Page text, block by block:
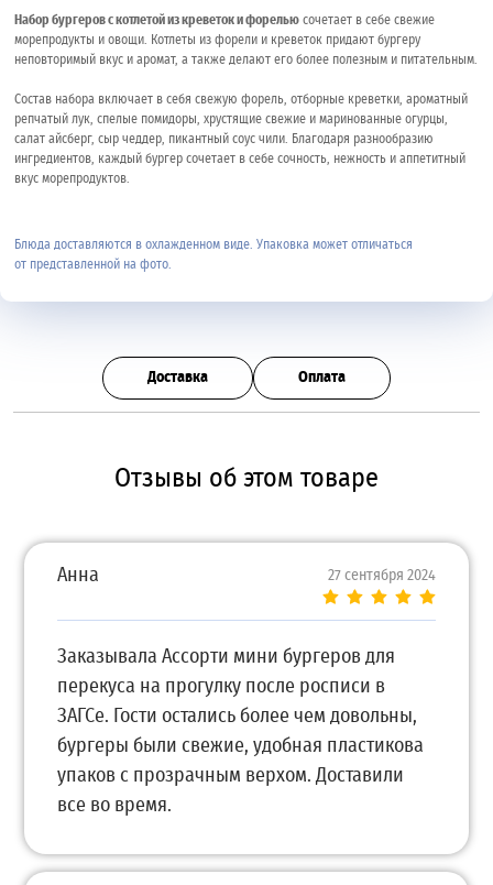
Набор бургеров с котлетой из креветок и форелью сочетает в себе свежие
морепродукты и овощи. Котлеты из форели и креветок придают бургеру
неповторимый вкус и аромат, а также делают его более полезным и питательным.
Состав набора включает в себя свежую форель, отборные креветки, ароматный
репчатый лук, спелые помидоры, хрустящие свежие и маринованные огурцы,
салат айсберг, сыр чеддер, пикантный соус чили. Благодаря разнообразию
ингредиентов, каждый бургер сочетает в себе сочность, нежность и аппетитный
вкус морепродуктов.
Блюда доставляются в охлажденном виде. Упаковка может отличаться
от представленной на фото.
Доставка Оплата
Отзывы об этом товаре
Анна 27 сентября 2024
Заказывала Ассорти мини бургеров для
перекуса на прогулку после росписи в
ЗАГСе. Гости остались более чем довольны,
бургеры были свежие, удобная пластикова
упаков с прозрачным верхом. Доставили
все во время.